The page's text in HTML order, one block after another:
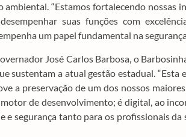
ambiental. “Estamos fortalecendo
suas funções com
um papel fundamental na
José Carlos Barbosa, o
sustentam a atual gestão estadual.
a preservação de um dos nossos
de desenvolvimento; é digital, ao
e segurança tanto para os profissionais